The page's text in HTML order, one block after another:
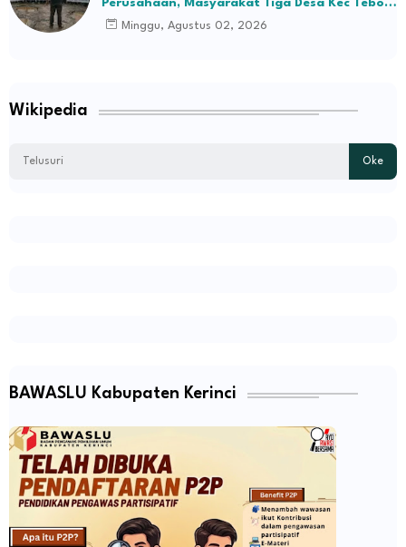
Perusahaan, Masyarakat Tiga Desa Kec Tebo
Ilir Bakal Blokade Jalan
Minggu, Agustus 02, 2026
Wikipedia
BAWASLU Kabupaten Kerinci